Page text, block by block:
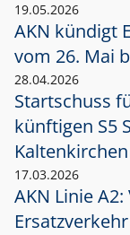
19.05.2026
AKN kündigt
vom 26. Mai
28.04.2026
Startschuss
künftigen S5
Kaltenkirchen
17.03.2026
AKN Linie
Ersatzverkehr